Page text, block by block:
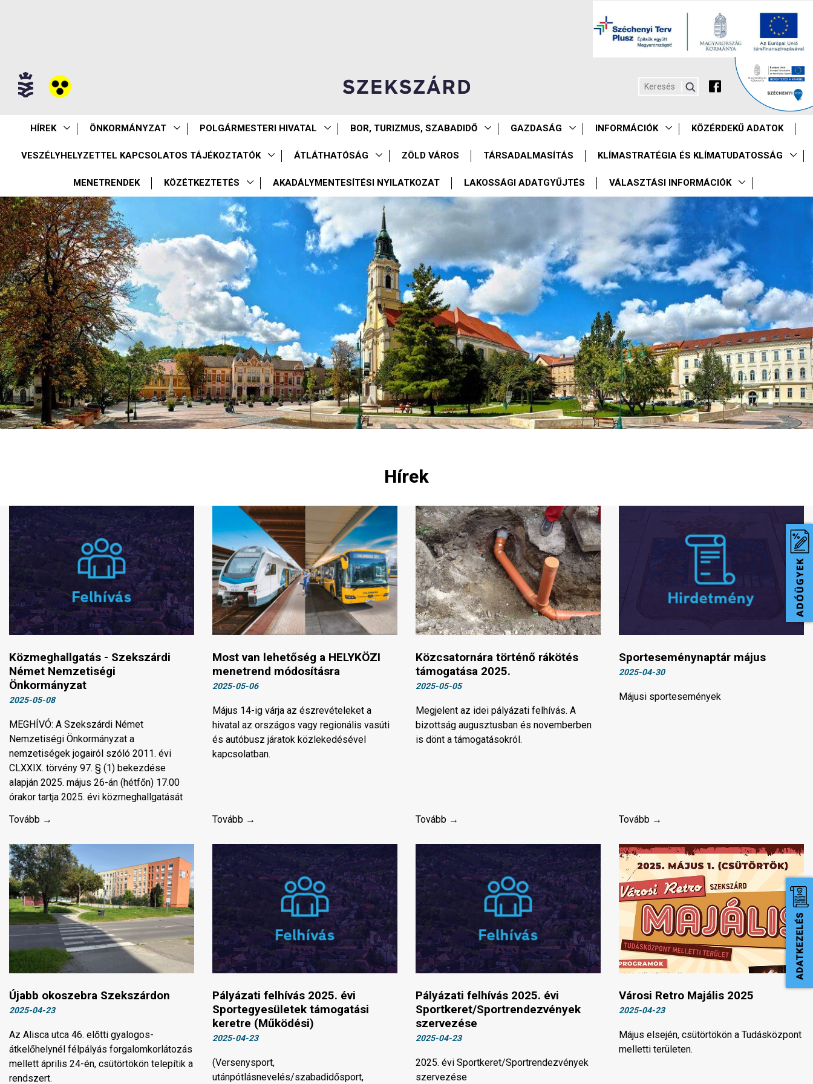
HÍREK ÖNKORMÁNYZAT POLGÁRMESTERI HIVATAL BOR, TURIZMUS, SZABADIDŐ GAZDASÁG INFORMÁCIÓK KÖZÉRDEKŰ ADATOK
VESZÉLYHELYZETTEL KAPCSOLATOS TÁJÉKOZTATÓK ÁTLÁTHATÓSÁG ZÖLD VÁROS TÁRSADALMASÍTÁS KLÍMASTRATÉGIA ÉS KLÍMATUDATOSSÁG
MENETRENDEK KÖZÉTKEZTETÉS AKADÁLYMENTESÍTÉSI NYILATKOZAT LAKOSSÁGI ADATGYŰJTÉS VÁLASZTÁSI INFORMÁCIÓK
Hírek
Közmeghallgatás - Szekszárdi
Német Nemzetiségi
Önkormányzat
2025-05-08
MEGHÍVÓ: A Szekszárdi Német
Nemzetiségi Önkormányzat a
nemzetiségek jogairól szóló 2011. évi
CLXXIX. törvény 97. § (1) bekezdése
alapján 2025. május 26-án (hétfőn) 17.00
órakor tartja 2025. évi közmeghallgatását
Tovább →
Most van lehetőség a HELYKÖZI
menetrend módosításra
2025-05-06
Május 14-ig várja az észrevételeket a
hivatal az országos vagy regionális vasúti
és autóbusz járatok közlekedésével
kapcsolatban.
Tovább →
Közcsatornára történő rákötés
támogatása 2025.
2025-05-05
Megjelent az idei pályázati felhívás. A
bizottság augusztusban és novemberben
is dönt a támogatásokról.
Tovább →
Sporteseménynaptár május
2025-04-30
Májusi sportesemények
Tovább →
Újabb okoszebra Szekszárdon
2025-04-23
Az Alisca utca 46. előtti gyalogos-
átkelőhelynél félpályás forgalomkorlátozás
mellett április 24-én, csütörtökön telepítik a
rendszert.
Pályázati felhívás 2025. évi
Sportegyesületek támogatási
keretre (Működési)
2025-04-23
(Versenysport,
utánpótlásnevelés/szabadidősport,
Pályázati felhívás 2025. évi
Sportkeret/Sportrendezvények
szervezése
2025-04-23
2025. évi Sportkeret/Sportrendezvények
szervezése
Városi Retro Majális 2025
2025-04-23
Május elsején, csütörtökön a Tudásközpont
melletti területen.